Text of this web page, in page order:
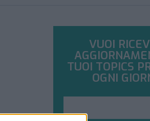
VUOI
TUOI TOPICS
OGNI